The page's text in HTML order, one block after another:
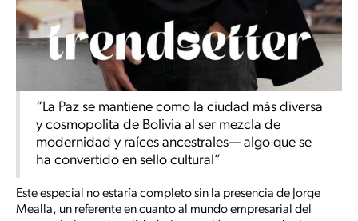
“La Paz se mantiene como la ciudad más diversa
y cosmopolita de Bolivia al ser mezcla de
modernidad y raíces ancestrales— algo que se
ha convertido en sello cultural”
Este especial no estaría completo sin la presencia de Jorge
Mealla, un referente en cuanto al mundo empresarial del